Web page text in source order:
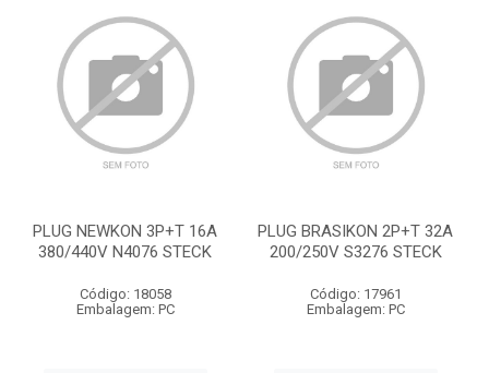
PLUG NEWKON 3P+T 16A
380/440V N4076 STECK
Código: 18058
Embalagem: PC
PLUG BRASIKON 2P+T 32A
200/250V S3276 STECK
Código: 17961
Embalagem: PC